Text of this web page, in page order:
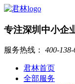
专注深圳中小企
服务热线： 400-
君林首页
全部服务